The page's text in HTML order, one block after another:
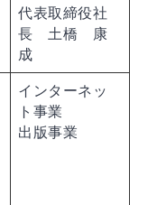
代表取締役社
長 土橋 康
成
インターネッ
ト事業
出版事業